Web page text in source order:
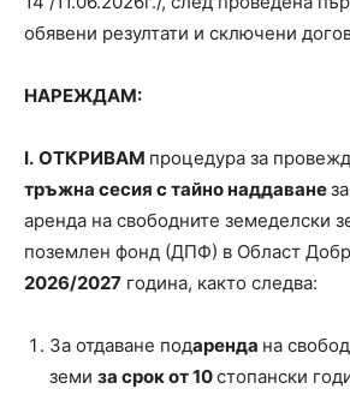
обявени резултати и сключени
НАРЕЖДАМ:
І. ОТКРИВАМ процедура за
тръжна сесия с тайно наддаване
аренда на свободните земеделски
поземлен фонд (ДПФ) в Област
2026/2027 година, както следва:
За отдаване подаренда на
земи за срок от 10стопански